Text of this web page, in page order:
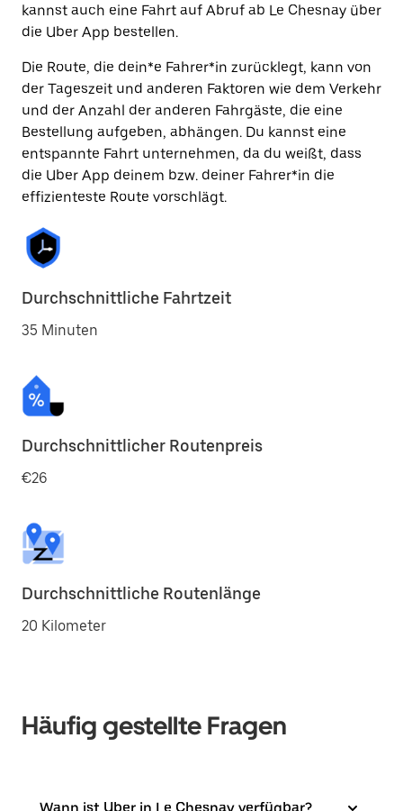
kannst auch eine Fahrt auf Abruf ab Le Chesnay über
die Uber App bestellen.
Die Route, die dein*e Fahrer*in zurücklegt, kann von
der Tageszeit und anderen Faktoren wie dem Verkehr
und der Anzahl der anderen Fahrgäste, die eine
Bestellung aufgeben, abhängen. Du kannst eine
entspannte Fahrt unternehmen, da du weißt, dass
die Uber App deinem bzw. deiner Fahrer*in die
effizienteste Route vorschlägt.
Durchschnittliche Fahrtzeit
35 Minuten
Durchschnittlicher Routenpreis
€26
Durchschnittliche Routenlänge
20 Kilometer
Häufig gestellte Fragen